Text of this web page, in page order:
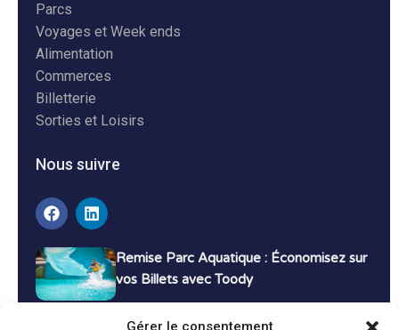
Gérer le consentement
Parcs
Voyages et Week ends
Alimentation
Commerces
Billetterie
Sorties et Loisirs
Nous suivre
Remise Parc Aquatique : Économisez sur
vos Billets avec Toody